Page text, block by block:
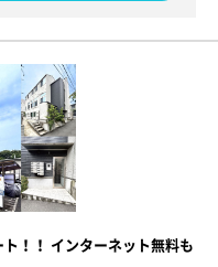
！！ インターネット無料も